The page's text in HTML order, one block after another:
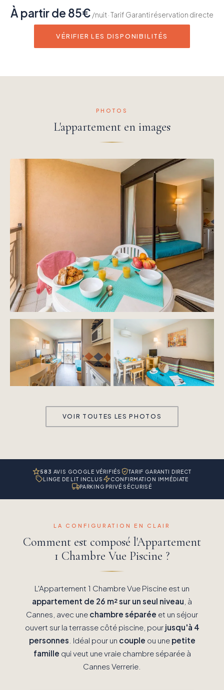
À partir de 85€ /nuit · Tarif Garanti réservation directe
VÉRIFIER LES DISPONIBILITÉS
PHOTOS
L'appartement en images
VOIR TOUTES LES PHOTOS
583 AVIS GOOGLE VÉRIFIÉS
TARIF GARANTI DIRECT
LINGE DE LIT INCLUS
CONFIRMATION IMMÉDIATE
PARKING PRIVÉ SÉCURISÉ
LA CONFIGURATION EN CLAIR
Comment est composé l'Appartement
1 Chambre Vue Piscine ?
L'Appartement 1 Chambre Vue Piscine est un
appartement de 26 m² sur un seul niveau , à
Cannes, avec une chambre séparée et un séjour
ouvert sur la terrasse côté piscine, pour jusqu'à 4
personnes . Idéal pour un couple ou une petite
famille qui veut une vraie chambre séparée à
Cannes Verrerie.